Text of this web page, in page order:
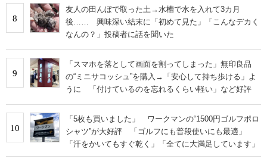
8
友人の田んぼで取った土→水槽で水を入れて3カ月
後…… 興味深い結末に「初めて見た」「こんなデカく
なんの？」投稿者に話を聞いた
9
「スマホを落として画面を割ってしまった」無印良品
の“ミニサコッシュ”を購入→「安心して持ち歩ける」よ
うに 「付けているのを忘れるくらい軽い」など好評
10
「5枚も買いました」 ワークマンの“1500円ゴルフポロ
シャツ”が大好評 「ゴルフにも普段使いにも最適」
「汗をかいてもすぐ乾く」「全てに大満足しています」